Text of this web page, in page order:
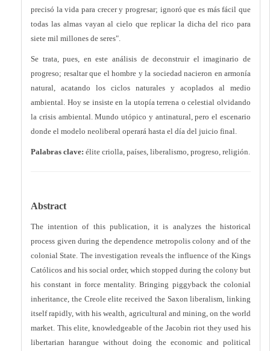
precisó la vida para crecer y progresar; ignoró que es más fácil que
todas las almas vayan al cielo que replicar la dicha del rico para
siete mil millones de seres".
Se trata, pues, en este análisis de deconstruir el imaginario de
progreso; resaltar que el hombre y la sociedad nacieron en armonía
natural, acatando los ciclos naturales y acoplados al medio
ambiental. Hoy se insiste en la utopía terrena o celestial olvidando
la crisis ambiental. Mundo utópico y antinatural, pero el escenario
donde el modelo neoliberal operará hasta el día del juicio final.
Palabras clave: élite criolla, países, liberalismo, progreso, religión.
Abstract
The intention of this publication, it is analyzes the historical
process given during the dependence metropolis colony and of the
colonial State. The investigation reveals the influence of the Kings
Católicos and his social order, which stopped during the colony but
his constant in force mentality. Bringing piggyback the colonial
inheritance, the Creole elite received the Saxon liberalism, linking
itself rapidly, with his wealth, agricultural and mining, on the world
market. This elite, knowledgeable of the Jacobin riot they used his
libertarian harangue without doing the economic and political